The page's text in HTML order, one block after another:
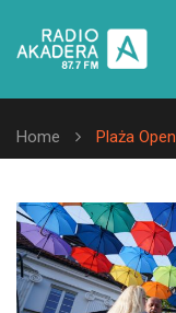
Home Plaża Open